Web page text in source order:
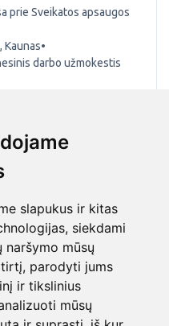
slapukus ir kitas
siekdami
naršymo mūsų
parodyti jums
ir tikslinius
mūsų
prie Sveikatos apsaugos
Kaunas•
darbo užmokestis
slaugytoja (-as)
užmokestis (prieš